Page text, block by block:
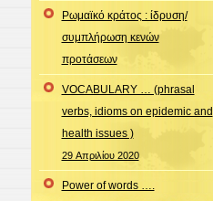
Ρωμαϊκό κράτος : ίδρυση/
συμπλήρωση κενών
προτάσεων
VOCABULARY … (phrasal
verbs, idioms on epidemic and
health issues )
29 Απριλίου 2020
Power of words ….